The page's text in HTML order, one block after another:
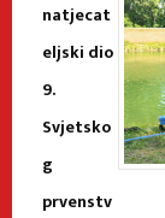
natjecat
eljski dio
9.
Svjetsko
g
prvenstv